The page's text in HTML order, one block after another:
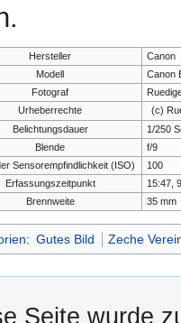
Hersteller
Canon
Modell
Canon
Fotograf
Urheberrechte
(c)
Belichtungsdauer
1/250
Blende
f/9
Sensorempfindlichkeit (ISO)
100
Erfassungszeitpunkt
15:47,
Brennweite
35 mm
: Gutes Bild Zeche
Seite wurde